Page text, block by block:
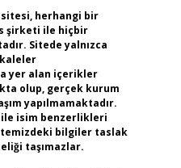
herhangi bir
şirketi ile hiçbir
Sitede yalnızca
yer alan içerikler
olup, gerçek kurum
yapılmamaktadır.
isim benzerlikleri
bilgiler taslak
taşımazlar.